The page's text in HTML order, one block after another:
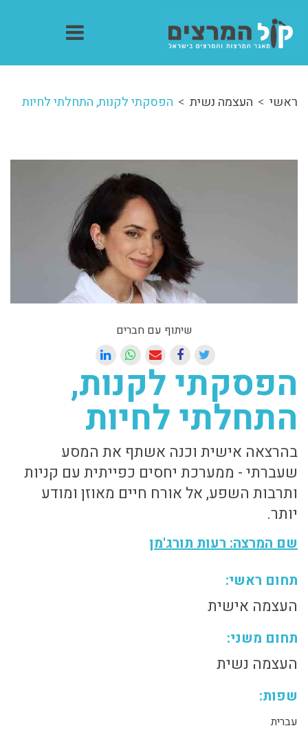
ראשי העצמה נשית הפסקתי לקנות, התחלתי לחיות
שיתוף עם חברים
הפסקתי לקנות,
התחלתי לחיות
בהרצאה אישית וכנה אשתף את המסע
שעברתי - ממערכת יחסים כפייתית עם קניות
ותרבות השפע, אל אורח חיים מאוזן ומודע
יותר.
שם המרצה: רעות תורג'מן
תחום ראשי:
העצמה אישית
תחום משני:
העצמה נשית
שפות:
עברית